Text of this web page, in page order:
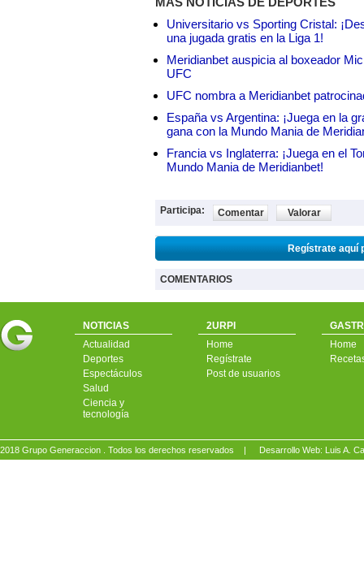
Universitario vs Sporting Cristal:
una jugada gratis en la Liga 1!
Meridianbet auspicia al boxeador
UFC
UFC nombra a Meridianbet
España vs Argentina: ¡Juega en la
gana con la Mundo Mania de
Francia vs Inglaterra: ¡Juega en el
Mundo Mania de Meridianbet!
Participa: Comentar Valorar
Regístrate aquí
COMENTARIOS
NOTICIAS
Actualidad
Deportes
Espectáculos
Salud
Ciencia y
tecnología
2URPI
Home
Regístrate
Post de usuarios
Home
2018 Grupo Generaccion . Todos los derechos reservados | Desarrollo Web: Luis